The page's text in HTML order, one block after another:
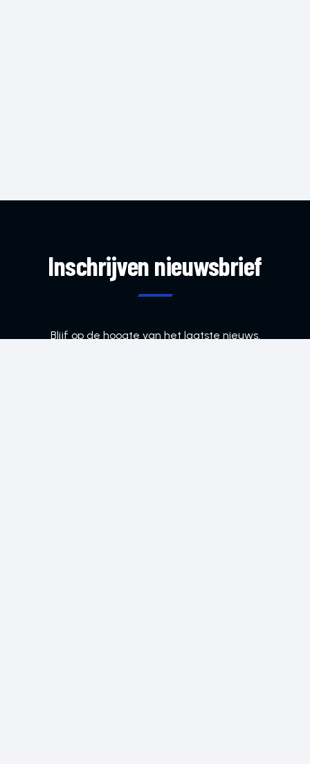
Inschrijven nieuwsbrief
Blijf op de hoogte van het laatste nieuws.